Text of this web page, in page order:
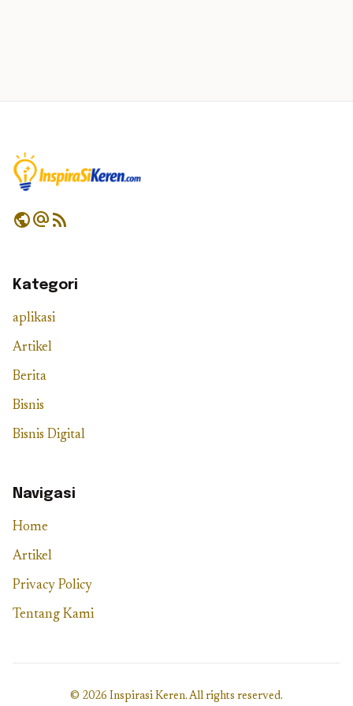
publicalternate_emailrss_feed
Kategori
aplikasi
Artikel
Berita
Bisnis
Bisnis Digital
Navigasi
Home
Artikel
Privacy Policy
Tentang Kami
© 2026 Inspirasi Keren. All rights reserved.